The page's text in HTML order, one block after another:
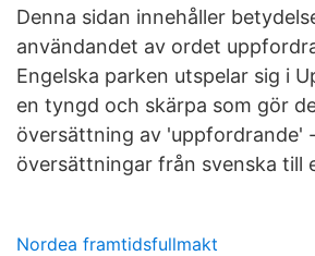
Denna sidan innehåller
användandet av ordet
Engelska parken utspelar sig i
en tyngd och skärpa som gör
översättning av 'uppfordrande'
översättningar från svenska till
Nordea framtidsfullmakt